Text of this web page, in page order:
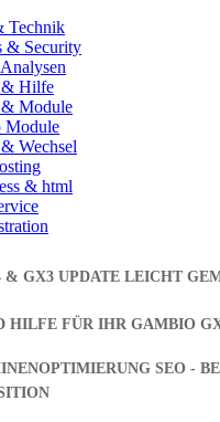
Technik
& Security
& Hilfe
Module
Module
Wechsel
& html
& GX3 UPDATE LEICHT
HILFE FÜR IHR GAMBIO
SEO -